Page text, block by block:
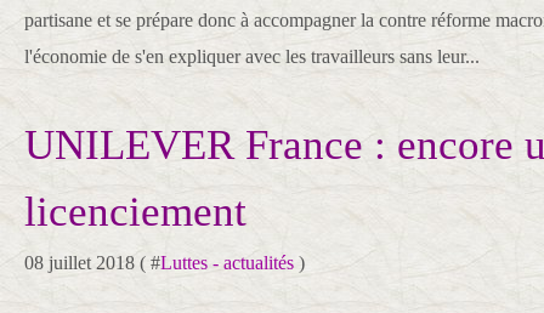
partisane et se prépare donc à accompagner la contre réforme
l'économie de s'en expliquer avec les travailleurs sans leur...
UNILEVER France : encore
licenciement
08 juillet 2018 ( #Luttes - actualités )